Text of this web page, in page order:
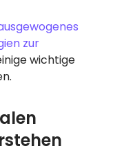
zur
wichtige